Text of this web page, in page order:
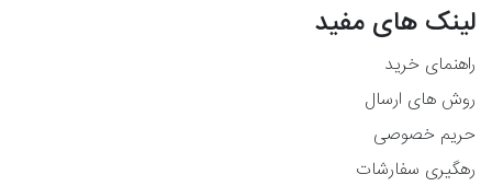
لینک های مفید
راهنمای خرید
روش های ارسال
حریم خصوصی
رهگیری سفارشات